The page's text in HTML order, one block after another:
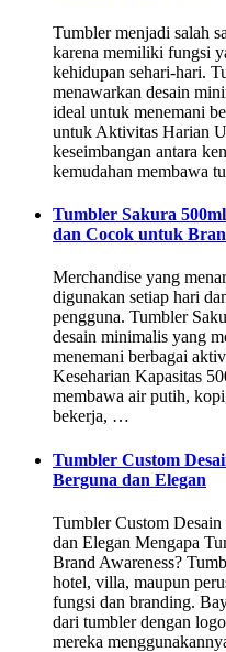
Tumbler menjadi salah
karena memiliki fungsi
kehidupan sehari-hari.
menawarkan desain
ideal untuk menemani
untuk Aktivitas Harian
keseimbangan antara
kemudahan membawa
Tumbler Sakura
dan Cocok untuk
Merchandise yang
digunakan setiap hari
pengguna. Tumbler
desain minimalis yang
menemani berbagai
Keseharian Kapasitas
membawa air putih,
bekerja, …
Tumbler Custom
Berguna dan Elegan
Tumbler Custom
dan Elegan Mengapa
Brand Awareness?
hotel, villa, maupun
fungsi dan branding.
dari tumbler dengan
mereka